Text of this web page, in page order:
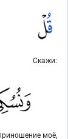
Скажи:
моё,